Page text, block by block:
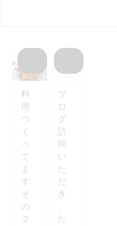
料
理
つ
く
っ
て
ま
す
そ
の
２
ブ
ロ
グ
訪
問
い
た
だ
き
、
た